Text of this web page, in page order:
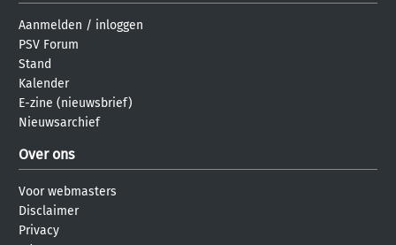
Aanmelden / inloggen
PSV Forum
Stand
Kalender
E-zine (nieuwsbrief)
Nieuwsarchief
Over ons
Voor webmasters
Disclaimer
Privacy